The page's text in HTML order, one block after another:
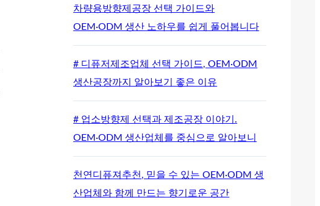
차량용방향제공장 선택 가이드와
OEM·ODM 생산 노하우를 쉽게 풀어봅니다
# 디퓨저제조업체 선택 가이드, OEM·ODM
생산공장까지 알아보기 좋은 이유
# 업소방향제 선택과 제조공장 이야기.
OEM·ODM 생산업체를 중심으로 알아보니
천연디퓨져추천, 믿을 수 있는 OEM·ODM 생
산업체와 함께 만드는 향기로운 공간